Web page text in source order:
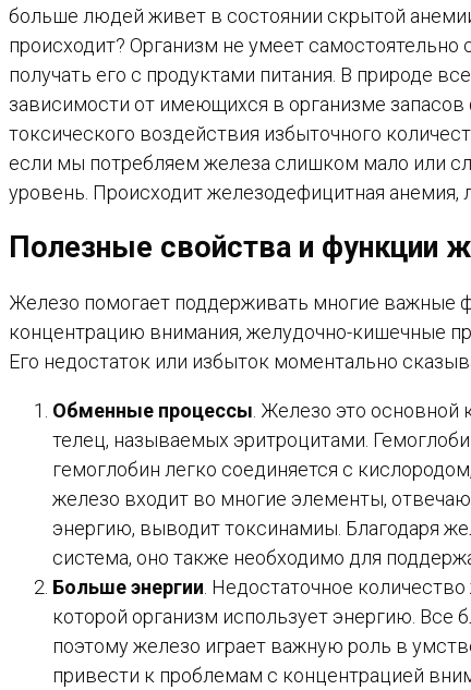
больше людей живет в состоянии скрытой
происходит? Организм не умеет
получать его с продуктами питания. В природе
зависимости от имеющихся в организме запасов
токсического воздействия избыточного
если мы потребляем железа слишком мало или
уровень. Происходит железодефицитная анемия,
Полезные свойства и функции
Железо помогает поддерживать многие важные
концентрацию внимания, желудочно-кишечные
Его недостаток или избыток моментально
Обменные процессы . Железо это
телец, называемых эритроцитами.
гемоглобин легко соединяется с
железо входит во многие элементы,
энергию, выводит токсинамиы. Благодаря
система, оно также необходимо для
Больше энергии . Недостаточное
которой организм использует энергию. Все
поэтому железо играет важную роль в
привести к проблемам с концентрацией